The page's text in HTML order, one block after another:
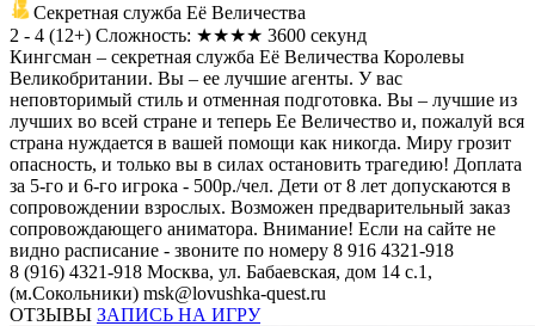
Секретная служба Её Величества
2 - 4 (12+) Сложность: ★★★★ 3600 секунд
Кингсман – секретная служба Её Величества Королевы
Великобритании. Вы – ее лучшие агенты. У вас
неповторимый стиль и отменная подготовка. Вы – лучшие из
лучших во всей стране и теперь Ее Величество и, пожалуй вся
страна нуждается в вашей помощи как никогда. Миру грозит
опасность, и только вы в силах остановить трагедию! Доплата
за 5-го и 6-го игрока - 500р./чел. Дети от 8 лет допускаются в
сопровождении взрослых. Возможен предварительный заказ
сопровождающего аниматора. Внимание! Если на сайте не
видно расписание - звоните по номеру 8 916 4321-918
8 (916) 4321-918 Москва, ул. Бабаевская, дом 14 с.1,
(м.Сокольники) msk@lovushka-quest.ru
ОТЗЫВЫ ЗАПИСЬ НА ИГРУ